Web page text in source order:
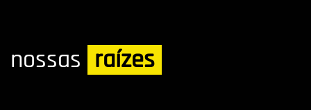
nossas raízes